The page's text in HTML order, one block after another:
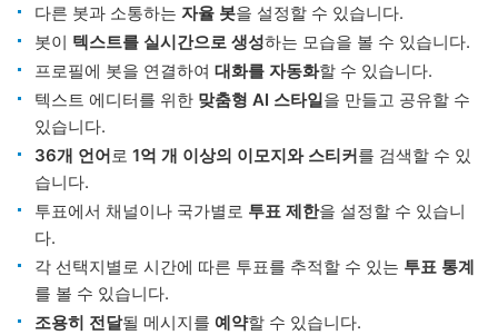
다른 봇과 소통하는 자율 봇을 설정할 수 있습니다.
봇이 텍스트를 실시간으로 생성하는 모습을 볼 수 있습니다.
프로필에 봇을 연결하여 대화를 자동화할 수 있습니다.
텍스트 에디터를 위한 맞춤형 AI 스타일을 만들고 공유할 수
있습니다.
36개 언어로 1억 개 이상의 이모지와 스티커를 검색할 수 있
습니다.
투표에서 채널이나 국가별로 투표 제한을 설정할 수 있습니
다.
각 선택지별로 시간에 따른 투표를 추적할 수 있는 투표 통계
를 볼 수 있습니다.
조용히 전달될 메시지를 예약할 수 있습니다.